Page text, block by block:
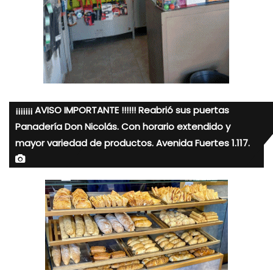
¡¡¡¡¡¡¡ AVISO IMPORTANTE !!!!!! Reabrió sus puertas
Panadería Don Nicolás. Con horario extendido y
mayor variedad de productos. Avenida Fuertes 1.117.